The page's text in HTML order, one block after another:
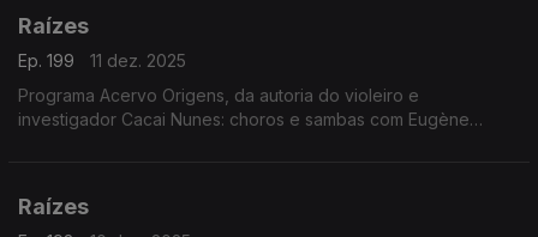
Raízes
Ep. 199
11 dez. 2025
Programa Acervo Origens, da autoria do violeiro e
investigador Cacai Nunes: choros e sambas com Eugène
Raízes